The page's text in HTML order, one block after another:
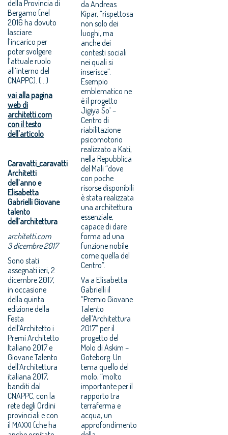
della Provincia di
Bergamo (nel
2016 ha dovuto
lasciare
l’incarico per
poter svolgere
l’attuale ruolo
all’interno del
CNAPPC). (...)
vai alla pagina
web di
architetti.com
con il testo
dell'articolo
Caravatti_caravatti
Architetti
dell’anno e
Elisabetta
Gabrielli Giovane
talento
dell’architettura
architetti.com
3 dicembre 2017
Sono stati
assegnati ieri, 2
dicembre 2017,
in occasione
della quinta
edizione della
Festa
dell’Architetto i
Premi Architetto
Italiano 2017 e
Giovane Talento
dell’Architettura
italiana 2017,
banditi dal
CNAPPC, con la
rete degli Ordini
provinciali e con
il MAXXI (che ha
da Andreas
Kipar, “rispettosa
non solo dei
luoghi, ma
anche dei
contesti sociali
nei quali si
inserisce”.
Esempio
emblematico ne
è il progetto
Jigiya So’ –
Centro di
riabilitazione
psicomotorio
realizzato a Katì,
nella Repubblica
del Mali “dove
con poche
risorse disponibili
è stata realizzata
una architettura
essenziale,
capace di dare
forma ad una
funzione nobile
come quella del
Centro”.
Va a Elisabetta
Gabrielli il
“Premio Giovane
Talento
dell’Architettura
2017” per il
progetto del
Molo di Askim –
Goteborg. Un
tema quello del
molo, “molto
importante per il
rapporto tra
terraferma e
acqua, un
approfondimento